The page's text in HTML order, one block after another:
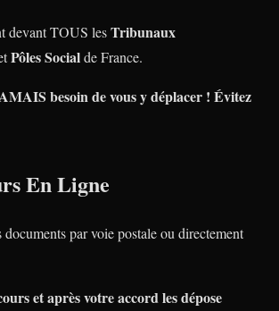
devant TOUS lesTribunaux
Pôles Socialde France.
besoin de vous y déplacer ! Évitez
En Ligne
par voie postale ou directement
et après votre accord les dépose